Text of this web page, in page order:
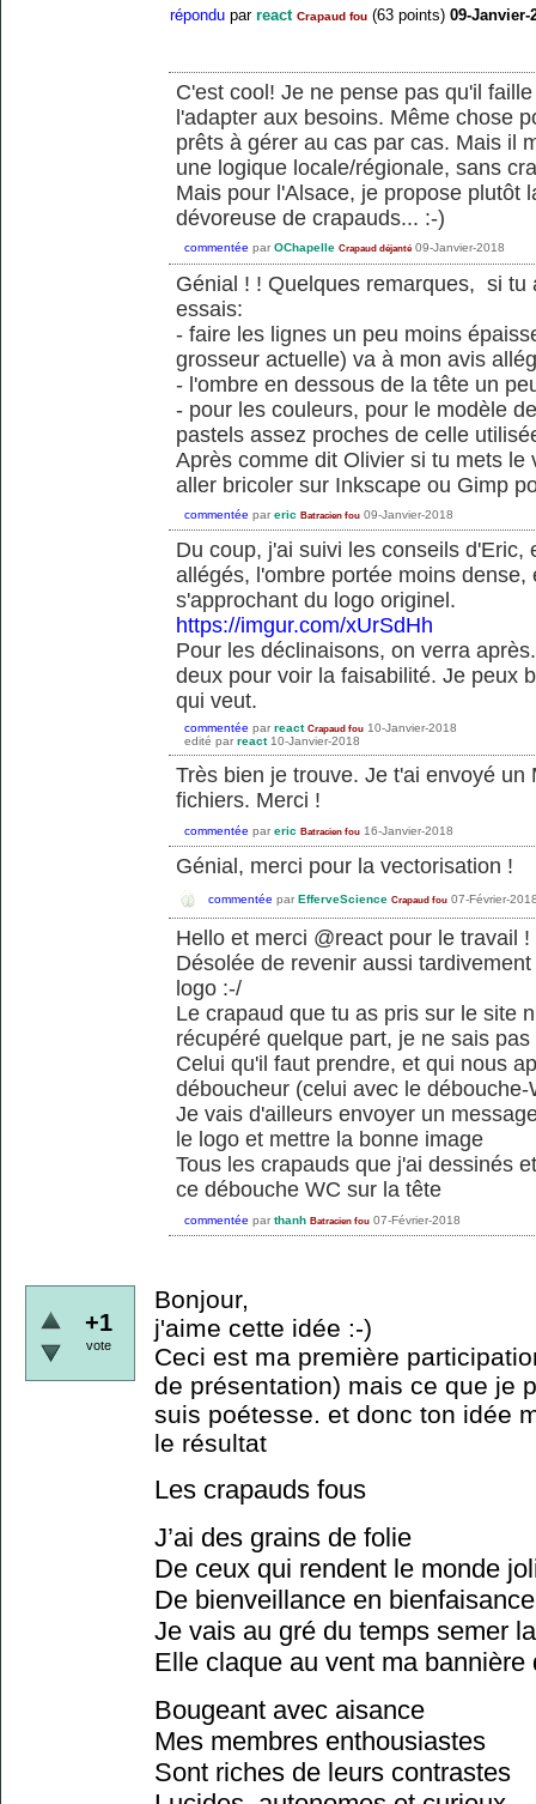
répondu par react Crapaud fou (63 points) 09-Janvier-
C'est cool! Je ne pense pas qu'il
l'adapter aux besoins. Même chose
prêts à gérer au cas par cas. Mais il
une logique locale/régionale, sans
Mais pour l'Alsace, je propose plutôt
dévoreuse de crapauds... :-)
commentée par OChapelle Crapaud déjanté 09-Janvier-2018
Génial ! ! Quelques remarques, si tu
essais:
- faire les lignes un peu moins
grosseur actuelle) va à mon avis
- l'ombre en dessous de la tête un
- pour les couleurs, pour le modèle
pastels assez proches de celle
Après comme dit Olivier si tu mets
aller bricoler sur Inkscape ou Gimp
commentée par eric Batracien fou 09-Janvier-2018
Du coup, j'ai suivi les conseils
allégés, l'ombre portée moins
s'approchant du logo originel.
https://imgur.com/xUrSdHh
Pour les déclinaisons, on verra
deux pour voir la faisabilité. Je peux
qui veut.
commentée par react Crapaud fou 10-Janvier-2018
edité par react 10-Janvier-2018
Très bien je trouve. Je t'ai envoyé un
fichiers. Merci !
commentée par eric Batracien fou 16-Janvier-2018
Génial, merci pour la vectorisation !
commentée par EfferveScience Crapaud fou 07-Février-
Hello et merci @react pour le travail !
Désolée de revenir aussi
logo :-/
Le crapaud que tu as pris sur le site
récupéré quelque part, je ne sais
Celui qu'il faut prendre, et qui nous
déboucheur (celui avec le
Je vais d'ailleurs envoyer un
le logo et mettre la bonne image
Tous les crapauds que j'ai dessinés
ce débouche WC sur la tête
commentée par thanh Batracien fou 07-Février-2018
+1
vote
Bonjour,
j'aime cette idée :-)
Ceci est ma première
de présentation) mais ce que je
suis poétesse. et donc ton idée
le résultat
Les crapauds fous
J’ai des grains de folie
De ceux qui rendent le monde
De bienveillance en bienfaisance
Je vais au gré du temps semer
Elle claque au vent ma bannière
Bougeant avec aisance
Mes membres enthousiastes
Sont riches de leurs contrastes